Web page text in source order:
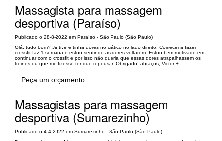
Massagista para massagem
desportiva (Paraíso)
Publicado o 28-8-2022 em Paraíso - São Paulo (São Paulo)
Olá, tudo bom? Já tive e tinha dores no ciático no lado direito. Comecei a fazer
crossfit faz 1 semana e estou sentindo as dores voltarem. Estou bem motivado em
continuar com o crossfit e por isso não queria que essas dores atrapalhassem os
treinos ou que me fizesse ter que repousar. Obrigado! abraços, Victor +
Peça um orçamento
Massagistas para massagem
desportiva (Sumarezinho)
Publicado o 4-4-2022 em Sumarezinho - São Paulo (São Paulo)